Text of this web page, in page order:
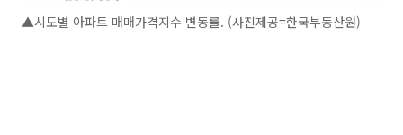
▲시도별 아파트 매매가격지수 변동률. (사진제공=한국부동산원)